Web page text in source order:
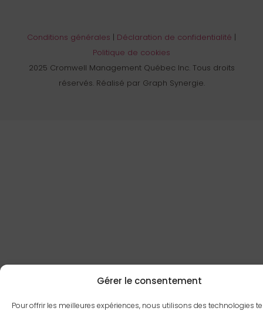
Gérer le consentement
Pour offrir les meilleures expériences, nous utilisons des technologies
Conditions générales | Déclaration de confidentialité |
Politique de cookies
2025 Cromwell Management Québec Inc. Tous droits
réservés. Réalisé par Graph Synergie.